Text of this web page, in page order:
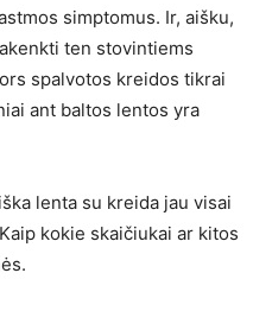
simptomus. Ir, aišku,
ten stovintiems
spalvotos kreidos tikrai
ant baltos lentos yra
lenta su kreida jau visai
kokie skaičiukai ar kitos